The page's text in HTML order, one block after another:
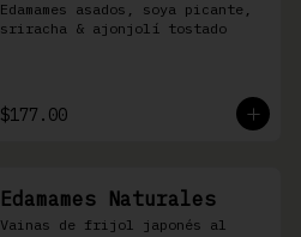
Edamames asados, soya picante,
sriracha & ajonjolí tostado
$177.00
Edamames Naturales
Vainas de frijol japonés al